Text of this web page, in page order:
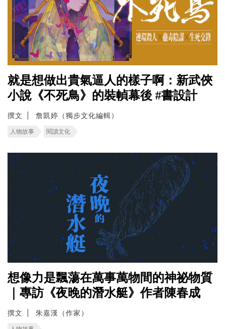
就是想做出貴氣逼人的樣子啊：新武俠
小說《不死鳥》的裝幀幕後 #書設計
撰文 詹凱婷（獨步文化編輯）
人物故事 閱讀文化
想像力是飄蕩在萬事萬物間的神祕物質
｜專訪《夜晚的潛水艇》作者陳春成
撰文 朱嘉漢（作家）